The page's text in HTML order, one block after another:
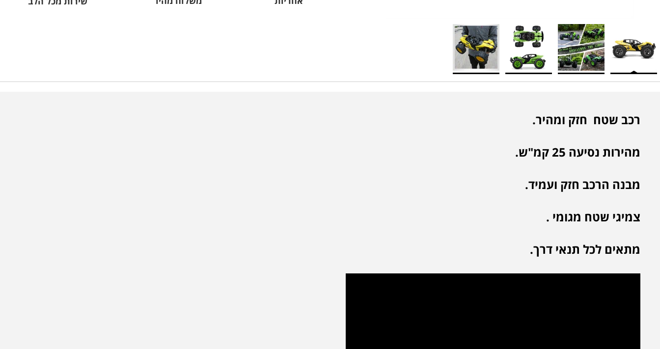
רכב שטח חזק ומהיר.
מהירות נסיעה 25 קמ"ש.
מבנה הרכב חזק ועמיד.
צמיגי שטח מגומי .
מתאים לכל תנאי דרך.